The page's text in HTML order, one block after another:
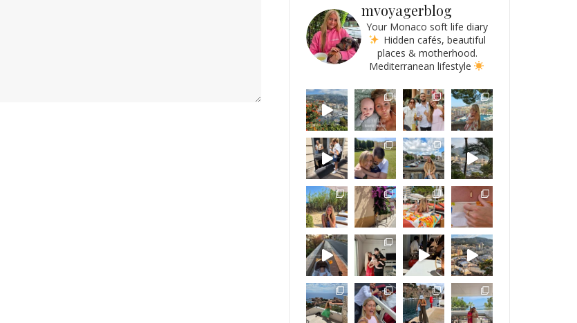
mvoyagerblog
Your Monaco soft life diary
Hidden cafés, beautiful
places & motherhood.
Mediterranean lifestyle